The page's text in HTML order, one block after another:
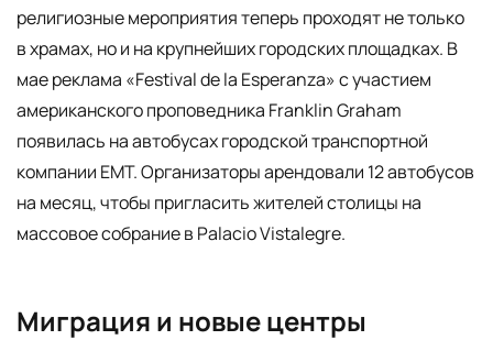
религиозные мероприятия теперь проходят не только
в храмах, но и на крупнейших городских площадках. В
мае реклама «Festival de la Esperanza» с участием
американского проповедника Franklin Graham
появилась на автобусах городской транспортной
компании EMT. Организаторы арендовали 12 автобусов
на месяц, чтобы пригласить жителей столицы на
массовое собрание в Palacio Vistalegre.
Миграция и новые центры